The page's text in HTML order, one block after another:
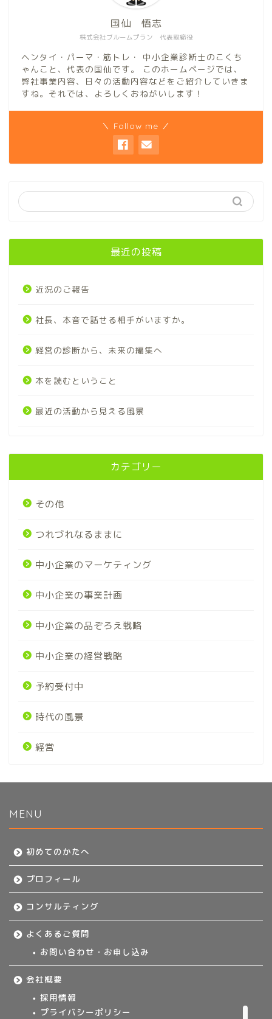
株式会社ブルームプラン 代表取締役
国仙 悟志
ヘンタイ・パーマ・筋トレ・ 中小企業診断士のこくち
ゃんこと、代表の国仙です。 このホームページでは、
弊社事業内容、日々の活動内容などをご紹介していきま
すね。それでは、よろしくおねがいします！
＼ Follow me ／
最近の投稿
近況のご報告
社長、本音で話せる相手がいますか。
経営の診断から、未来の編集へ
本を読むということ
最近の活動から見える風景
カテゴリー
その他
つれづれなるままに
中小企業のマーケティング
中小企業の事業計画
中小企業の品ぞろえ戦略
中小企業の経営戦略
予約受付中
時代の風景
経営
MENU
初めてのかたへ
プロフィール
コンサルティング
よくあるご質問
お問い合わせ・お申し込み
会社概要
採用情報
プライバシーポリシー